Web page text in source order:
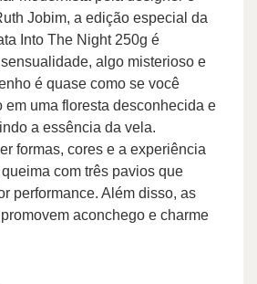
Jobim, a edição especial da
Into The Night 250g é
algo misterioso e
é quase como se você
em uma floresta desconhecida e
a essência da vela.
formas, cores e a experiência
com três pavios que
performance. Além disso, as
aconchego e charme